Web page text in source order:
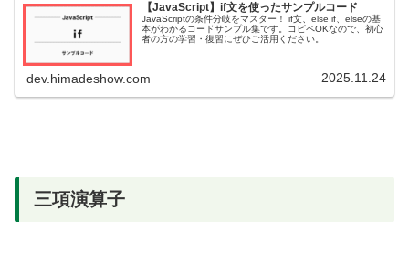
【JavaScript】if文を使ったサンプルコード
JavaScriptの条件分岐をマスター！ if文、else if、elseの基
本がわかるコードサンプル集です。コピペOKなので、初心
者の方の学習・復習にぜひご活用ください。
dev.himadeshow.com 2025.11.24
三項演算子